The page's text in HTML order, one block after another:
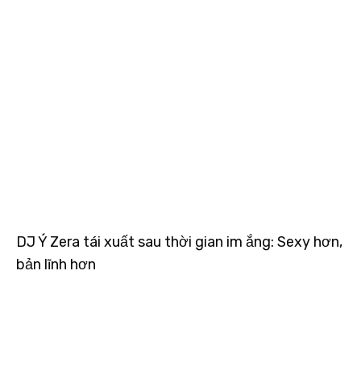
DJ Ý Zera tái xuất sau thời gian im ắng: Sexy hơn,
bản lĩnh hơn